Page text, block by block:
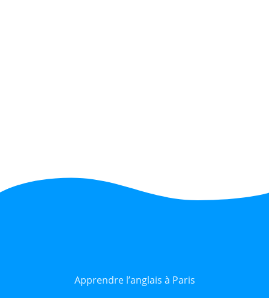
Apprendre l’anglais à Paris